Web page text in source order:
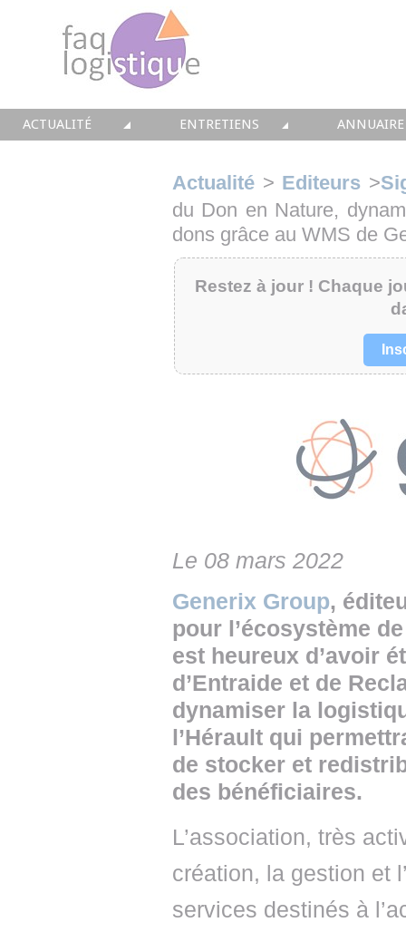
ACTUALITÉ ENTRETIENS
• ENTREPÔT
• TRANSPORT
• WMS / TMS
LES PAROLES D'EXPERT
👉 PRENDRE LA PAROLE
👉 PLANNING EDITORIAL
ANNUAIRE
•
•
•
•
•
•
Actualité > Editeurs >
du Don en Nature,
dons grâce au WMS de
Restez à jour ! Chaque
Le 08 mars 2022
Generix Group,
pour l’écosystème
est heureux d’avoir
d’Entraide et de
dynamiser la
l’Hérault qui
de stocker et
des bénéficiaires.
L’association, très
création, la gestion et
services destinés à